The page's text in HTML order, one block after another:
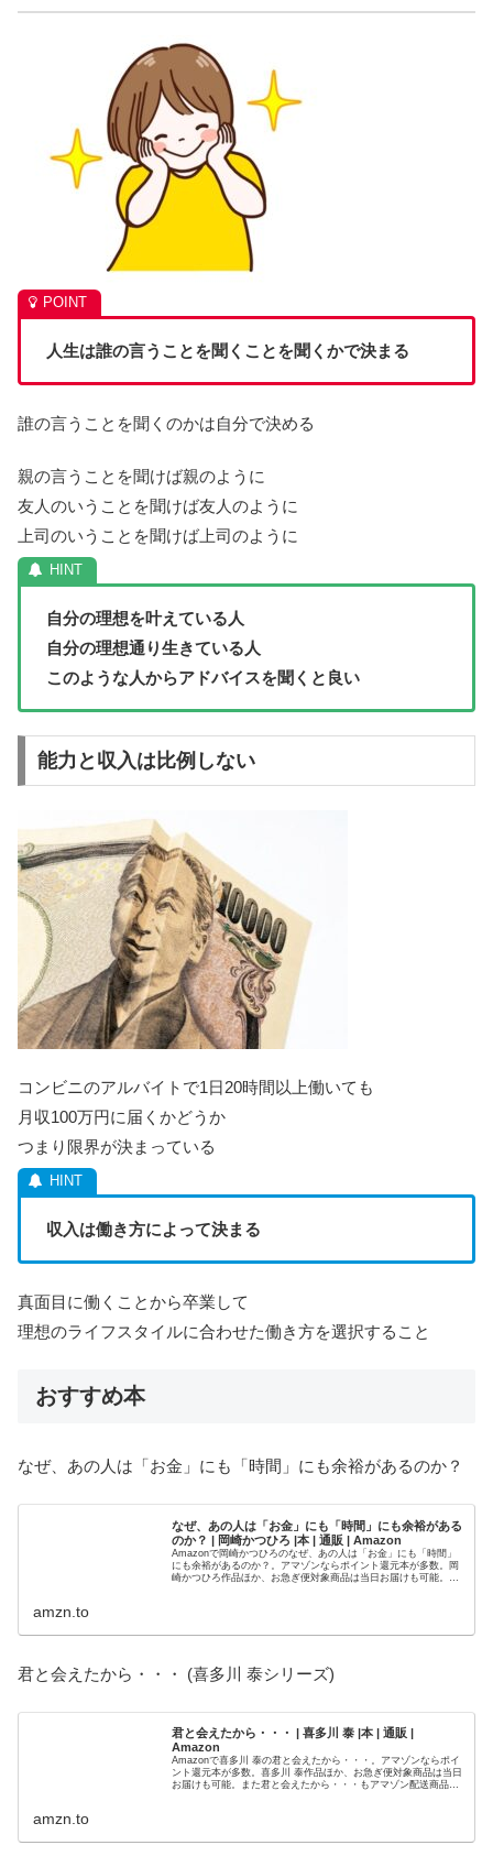
人生は誰の言うことを聞くことを聞くかで決まる
誰の言うことを聞くのかは自分で決める
親の言うことを聞けば親のように
友人のいうことを聞けば友人のように
上司のいうことを聞けば上司のように
自分の理想を叶えている人
自分の理想通り生きている人
このような人からアドバイスを聞くと良い
能力と収入は比例しない
コンビニのアルバイトで1日20時間以上働いても
月収100万円に届くかどうか
つまり限界が決まっている
収入は働き方によって決まる
真面目に働くことから卒業して
理想のライフスタイルに合わせた働き方を選択すること
おすすめ本
なぜ、あの人は「お金」にも「時間」にも余裕があるのか？
なぜ、あの人は「お金」にも「時間」にも余裕がある
のか？ | 岡崎かつひろ |本 | 通販 | Amazon
Amazonで岡崎かつひろのなぜ、あの人は「お金」にも「時間」
にも余裕があるのか？。アマゾンならポイント還元本が多数。岡
崎かつひろ作品ほか、お急ぎ便対象商品は当日お届けも可能。ま
amzn.to
君と会えたから・・・ (喜多川 泰シリーズ)
君と会えたから・・・ | 喜多川 泰 |本 | 通販 |
Amazon
Amazonで喜多川 泰の君と会えたから・・・。アマゾンならポイ
ント還元本が多数。喜多川 泰作品ほか、お急ぎ便対象商品は当日
お届けも可能。また君と会えたから・・・もアマゾン配送商品な
amzn.to